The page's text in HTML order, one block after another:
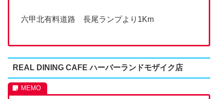
六甲北有料道路 長尾ランプより1Km
REAL DINING CAFE ハーバーランドモザイク店